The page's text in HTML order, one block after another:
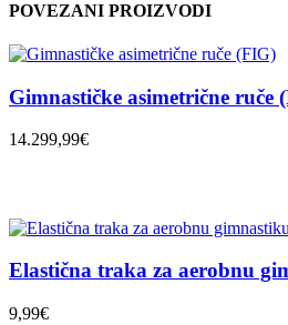
POVEZANI PROIZVODI
Gimnastičke asimetrične ruče
14.299,99€
Elastična traka za aerobnu
9,99€